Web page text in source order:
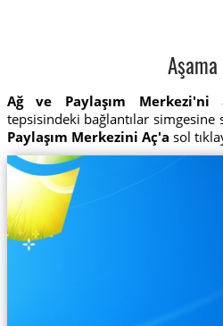
Aşama
Ağ ve Paylaşım Merkezi'ni
tepsisindeki bağlantılar simgesine
Paylaşım Merkezini Aç'a sol